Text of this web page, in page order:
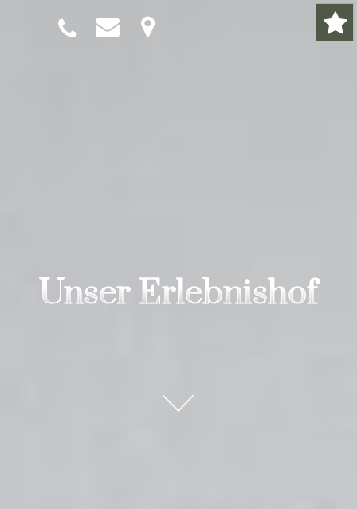
Unser Erlebnishof